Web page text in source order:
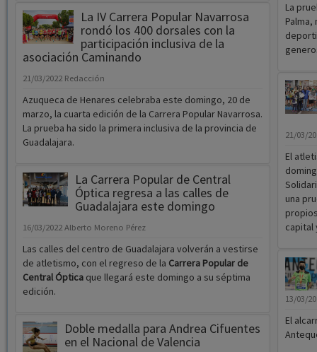
La IV Carrera Popular Navarrosa
rondó los 400 dorsales con la
participación inclusiva de la
asociación Caminando
21/03/2022 Redacción
Azuqueca de Henares celebraba este domingo, 20 de
marzo, la cuarta edición de la Carrera Popular Navarrosa.
La prueba ha sido la primera inclusiva de la provincia de
Guadalajara.
La Carrera Popular de Central
Óptica regresa a las calles de
Guadalajara este domingo
16/03/2022 Alberto Moreno Pérez
Las calles del centro de Guadalajara volverán a vestirse
de atletismo, con el regreso de la Carrera Popular de
Central Óptica que llegará este domingo a su séptima
edición.
Doble medalla para Andrea Cifuentes
en el Nacional de Valencia
La
21/03/
El
una
capital
13/03/
El